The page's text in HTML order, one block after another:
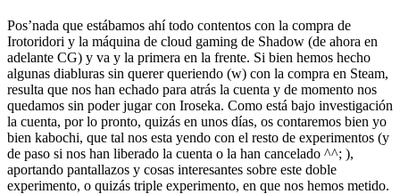
Pos’nada que estábamos ahí todo contentos con la compra de
Irotoridori y la máquina de cloud gaming de Shadow (de ahora en
adelante CG) y va y la primera en la frente. Si bien hemos hecho
algunas diabluras sin querer queriendo (w) con la compra en Steam,
resulta que nos han echado para atrás la cuenta y de momento nos
quedamos sin poder jugar con Iroseka. Como está bajo investigación
la cuenta, por lo pronto, quizás en unos días, os contaremos bien yo
bien kabochi, que tal nos esta yendo con el resto de experimentos (y
de paso si nos han liberado la cuenta o la han cancelado ^^; ),
aportando pantallazos y cosas interesantes sobre este doble
experimento, o quizás triple experimento, en que nos hemos metido.